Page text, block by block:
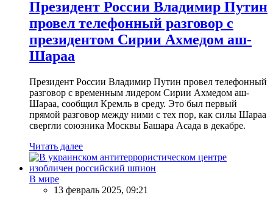
Президент России Владимир Путин
провел телефонный разговор с
президентом Сирии Ахмедом аш-
Шараа
Президент России Владимир Путин провел телефонный
разговор с временным лидером Сирии Ахмедом аш-
Шараа, сообщил Кремль в среду. Это был первый
прямой разговор между ними с тех пор, как силы Шараа
свергли союзника Москвы Башара Асада в декабре.
Читать далее
В мире
13 февраль 2025, 09:21